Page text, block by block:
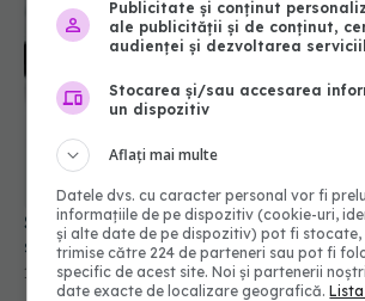
Se schimbă salariile în Sănătate!
sporuri de până la 50% și
17 iul 2026, 20:16
Publicitate și conținut
ale publicității și de conținut,
audienței și dezvoltarea
Stocarea și/sau accesarea
un dispozitiv
Aflați mai multe
Datele dvs. cu caracter personal vor fi
informațiile de pe dispozitiv (cookie-uri,
și alte date de pe dispozitiv) pot fi stocate,
trimise către 224 de parteneri sau pot fi
specific de acest site. Noi și partenerii
date exacte de localizare geografică.